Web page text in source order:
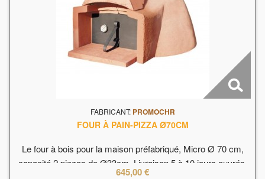
FABRICANT: PROMOCHR
FOUR À PAIN-PIZZA Ø70CM
Le four à bois pour la maison préfabriqué, Micro Ø 70 cm,
capacité 2 pizzas de Ø33cm. Livraison 5 à 10 jours ouvrés.
645,00 €